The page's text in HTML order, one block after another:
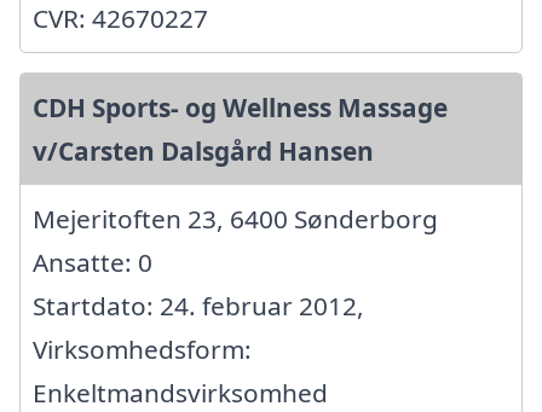
CVR: 42670227
CDH Sports- og Wellness Massage
v/Carsten Dalsgård Hansen
Mejeritoften 23, 6400 Sønderborg
Ansatte: 0
Startdato: 24. februar 2012,
Virksomhedsform:
Enkeltmandsvirksomhed